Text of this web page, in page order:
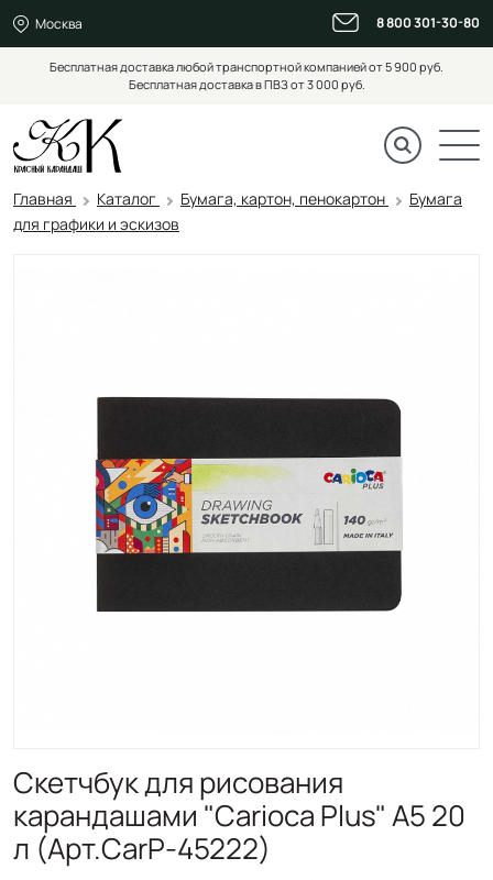
Москва 8 800 301-30-80
Бесплатная доставка любой транспортной компанией от 5 900 руб.
Бесплатная доставка в ПВЗ от 3 000 руб.
Главная Каталог Бумага, картон, пенокартон
Бумага
для графики и эскизов
Скетчбук для рисования
карандашами "Carioca Plus" A5 20
л (Арт.CarP-45222)